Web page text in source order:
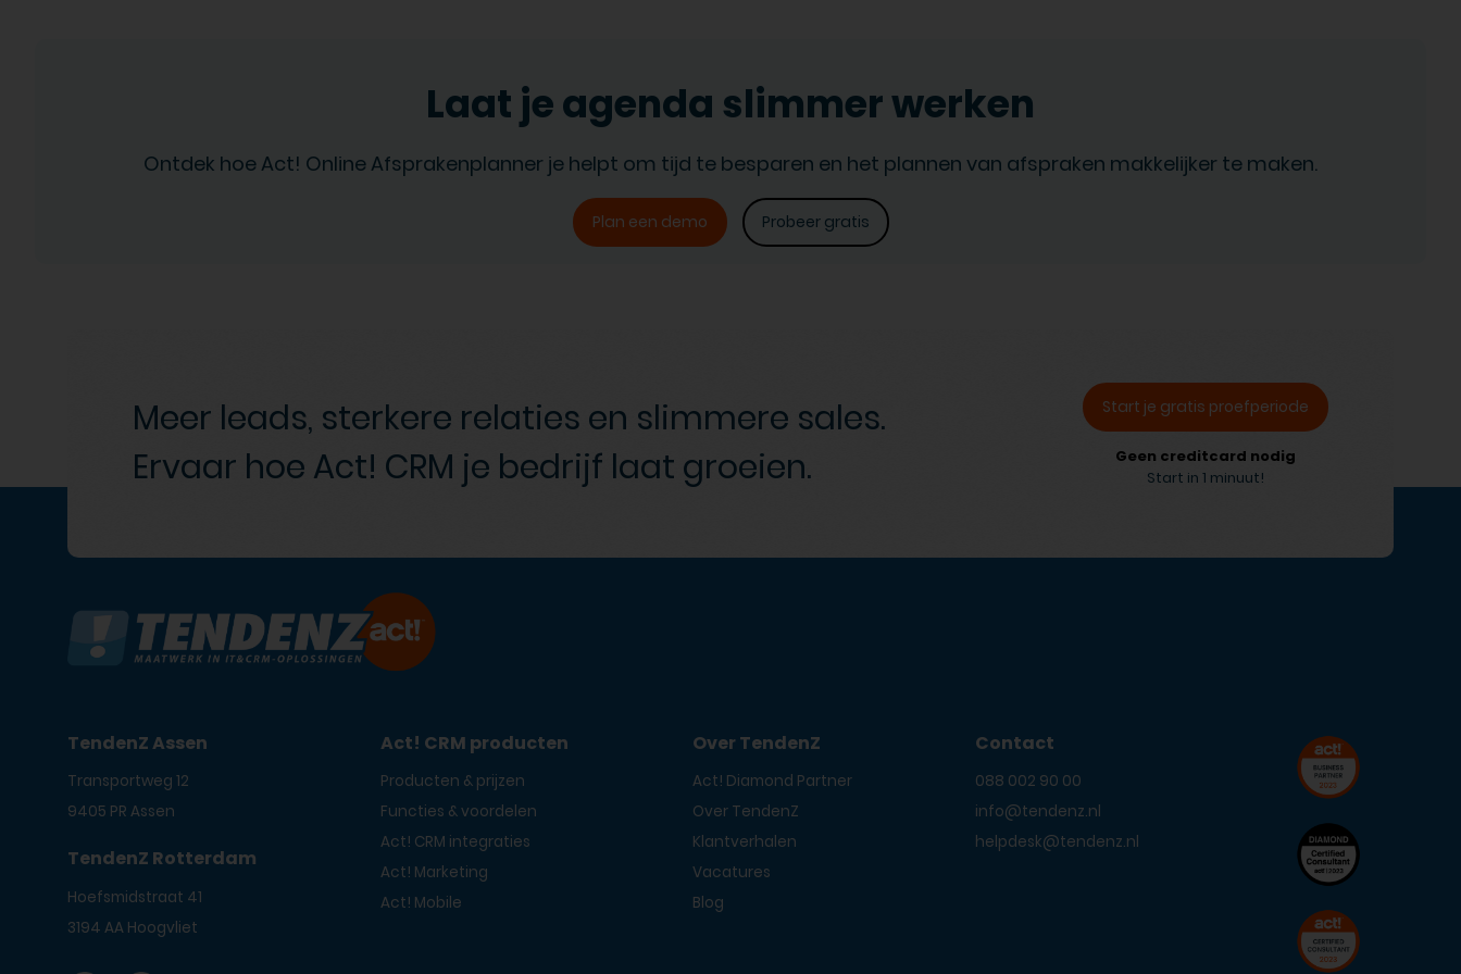
Laat je agenda slimmer werken
Ontdek hoe Act! Online Afsprakenplanner je helpt om tijd te besparen en het plannen van afspraken makkelijker te maken.
Plan een demo Probeer gratis
Meer leads, sterkere relaties en slimmere sales.
Ervaar hoe Act! CRM je bedrijf laat groeien.
Start je gratis proefperiode
Geen creditcard nodig
Start in 1 minuut!
TendenZ Assen
Transportweg 12
9405 PR Assen
TendenZ Rotterdam
Hoefsmidstraat 41
3194 AA Hoogvliet
Act! CRM producten
Producten & prijzen
Functies & voordelen
Act! CRM integraties
Act! Marketing
Act! Mobile
Over TendenZ
Act! Diamond Partner
Over TendenZ
Klantverhalen
Vacatures
Blog
Contact
088 002 90 00
info@tendenz.nl
helpdesk@tendenz.nl